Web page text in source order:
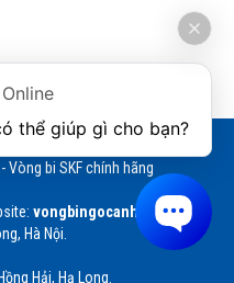
ANH
Vòng bi SKF chính hãng
vongbingocanh.vn
Hà Nội.
Hải, Hạ Long.
thể giúp gì cho bạn?